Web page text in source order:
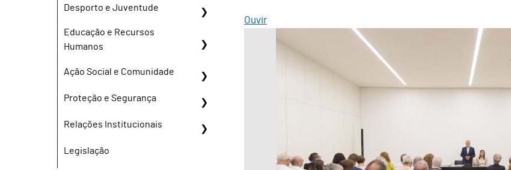
Desporto e Juventude
Educação e Recursos
Humanos
Ação Social e Comunidade
Proteção e Segurança
Relações Institucionais
Legislação
Ouvir